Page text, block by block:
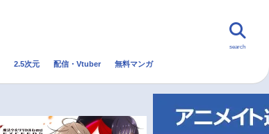
search
2.5次元 配信・Vtuber 無料マンガ